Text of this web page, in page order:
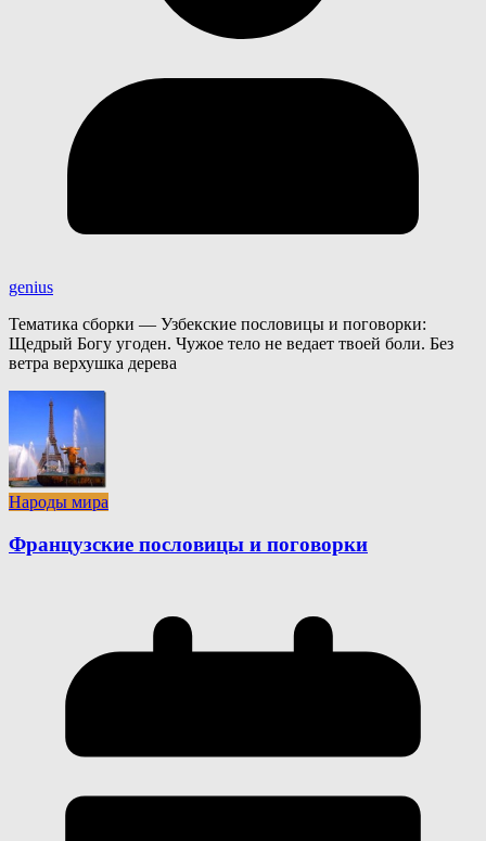
genius
Тематика сборки — Узбекские пословицы и поговорки:
Щедрый Богу угоден. Чужое тело не ведает твоей боли. Без
ветра верхушка дерева
Народы мира
Французские пословицы и поговорки